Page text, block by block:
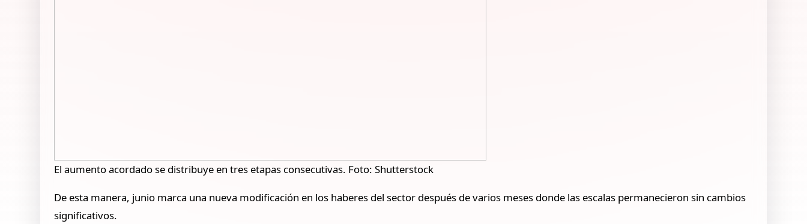
El aumento acordado se distribuye en tres etapas consecutivas. Foto: Shutterstock
De esta manera, junio marca una nueva modificación en los haberes del sector después de varios meses donde las escalas permanecieron sin cambios
significativos.